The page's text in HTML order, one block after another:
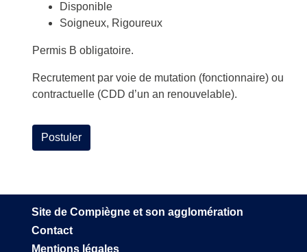
Disponible
Soigneux, Rigoureux
Permis B obligatoire.
Recrutement par voie de mutation (fonctionnaire) ou
contractuelle (CDD d’un an renouvelable).
Postuler
Site de Compiègne et son agglomération
Contact
Mentions légales